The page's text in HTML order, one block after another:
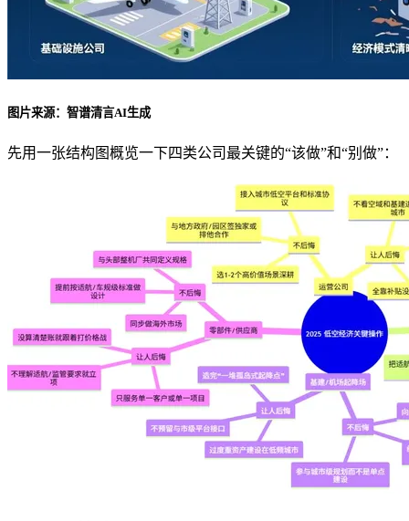
图片来源：智谱清言AI生成
先用一张结构图概览一下四类公司最关键的“该做”和“别做”：